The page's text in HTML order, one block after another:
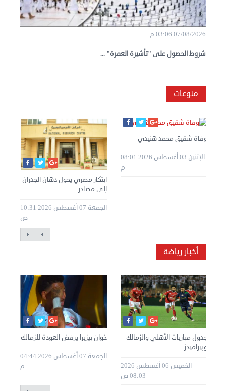
07/08/2026 03:06 م
شروط الحصول على "تأشيرة العمرة" ...
منوعات
ابتكار مصري يحول دهان الجدران
إلى مصادر ...
الجمعة 07 أغسطس 2026 10:31
ص
وفاة شقيق محمد هنيدي
الإثنين 03 أغسطس 2026 08:01
م
أخبار رياضة
خوان بيزيرا يرفض العودة للزمالك
الجمعة 07 أغسطس 2026 04:44
م
جدول مباريات الأهلي والزمالك
وبيراميدز ...
الخميس 06 أغسطس 2026
08:03 ص